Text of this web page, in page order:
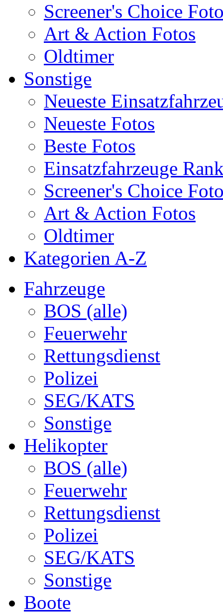
Screener's Choice
Art & Action Fotos
Oldtimer
Sonstige
Neueste
Neueste Fotos
Beste Fotos
Einsatzfahrzeuge
Screener's Choice
Art & Action Fotos
Oldtimer
Kategorien A-Z
Fahrzeuge
BOS (alle)
Feuerwehr
Rettungsdienst
Polizei
SEG/KATS
Sonstige
Helikopter
BOS (alle)
Feuerwehr
Rettungsdienst
Polizei
SEG/KATS
Sonstige
Boote